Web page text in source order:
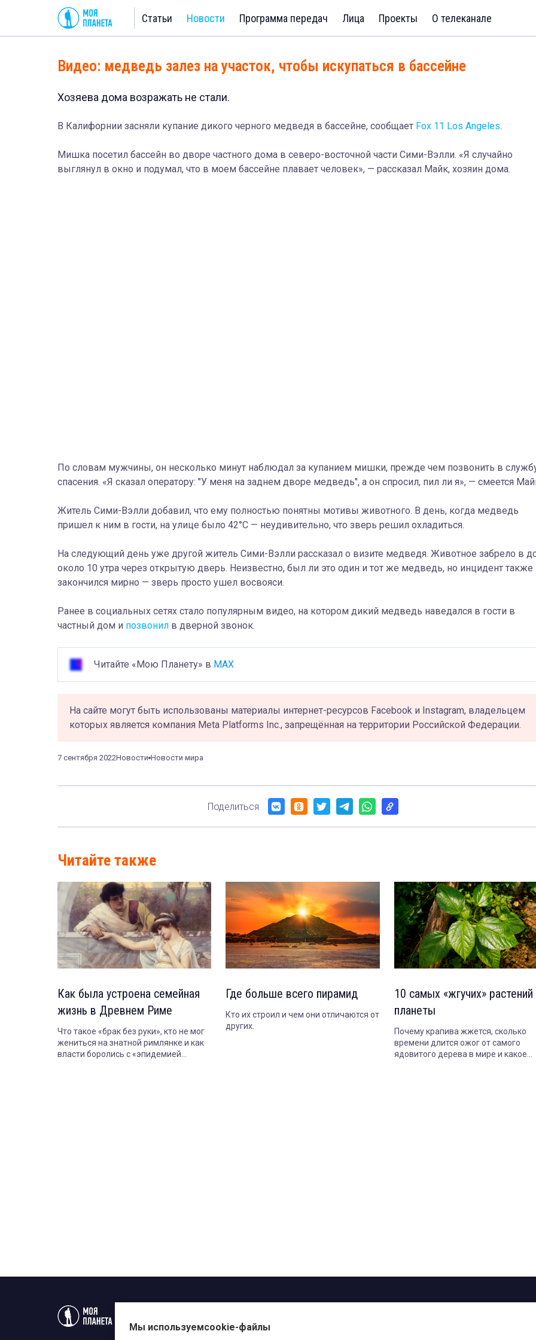
Статьи Новости Программа передач Лица Проекты О телеканале
Видео: медведь залез на участок, чтобы искупаться в бассейне
Хозяева дома возражать не стали.
В Калифорнии засняли купание дикого черного медведя в бассейне, сообщает Fox 11 Los Angeles.
Мишка посетил бассейн во дворе частного дома в северо-восточной части Сими-Вэлли. «Я случайно
выглянул в окно и подумал, что в моем бассейне плавает человек», — рассказал Майк, хозяин дома.
По словам мужчины, он несколько минут наблюдал за купанием мишки, прежде чем позвонить в
спасения. «Я сказал оператору: "У меня на заднем дворе медведь", а он спросил, пил ли я», — смеется
Житель Сими-Вэлли добавил, что ему полностью понятны мотивы животного. В день, когда медведь
пришел к ним в гости, на улице было 42°C — неудивительно, что зверь решил охладиться.
На следующий день уже другой житель Сими-Вэлли рассказал о визите медведя. Животное забрело в
около 10 утра через открытую дверь. Неизвестно, был ли это один и тот же медведь, но инцидент также
закончился мирно — зверь просто ушел восвояси.
Ранее в социальных сетях стало популярным видео, на котором дикий медведь наведался в гости в
частный дом и позвонил в дверной звонок.
Читайте «Мою Планету» в MAX
На сайте могут быть использованы материалы интернет-ресурсов Facebook и Instagram, владельцем
которых является компания Meta Platforms Inc., запрещённая на территории Российской Федерации.
7 сентября 2022Новости Новости мира
Поделиться
Читайте также
Как была устроена семейная
жизнь в Древнем Риме
Что такое «брак без руки», кто не мог
жениться на знатной римлянке и как
власти боролись с «эпидемией
Где больше всего пирамид
Кто их строил и чем они отличаются от
других.
10 самых «жгучих» растений
планеты
Почему крапива жжется, сколько
времени длится ожог от самого
ядовитого дерева в мире и какое
Мы используемcookie-файлы